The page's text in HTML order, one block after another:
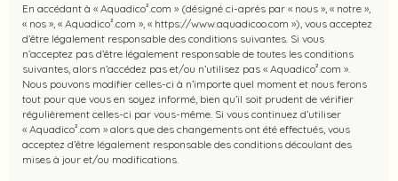
En accédant à « Aquadico².com » (désigné ci-après par « nous », « notre »,
« nos », « Aquadico².com », « https://www.aquadicoo.com »), vous acceptez
d’être légalement responsable des conditions suivantes. Si vous
n’acceptez pas d’être légalement responsable de toutes les conditions
suivantes, alors n’accédez pas et/ou n’utilisez pas « Aquadico².com ».
Nous pouvons modifier celles-ci à n’importe quel moment et nous ferons
tout pour que vous en soyez informé, bien qu’il soit prudent de vérifier
régulièrement celles-ci par vous-même. Si vous continuez d’utiliser
« Aquadico².com » alors que des changements ont été effectués, vous
acceptez d’être légalement responsable des conditions découlant des
mises à jour et/ou modifications.